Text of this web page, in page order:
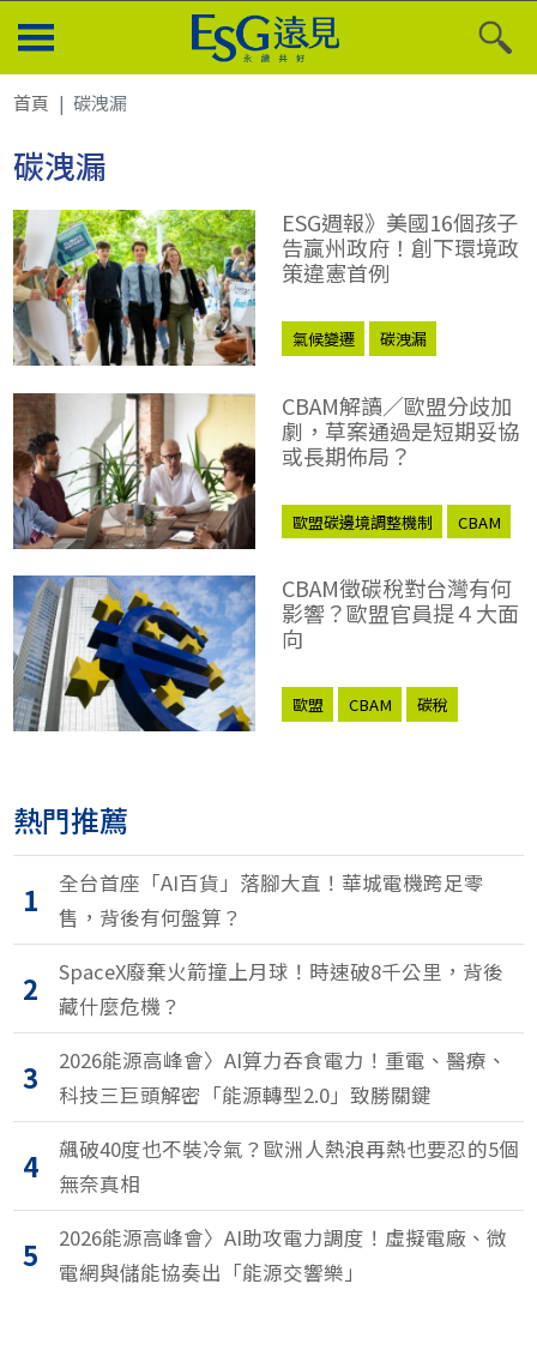
首頁 碳洩漏
碳洩漏
ESG週報》美國16個孩子
告贏州政府！創下環境政
策違憲首例
氣候變遷
碳洩漏
CBAM解讀／歐盟分歧加
劇，草案通過是短期妥協
或長期佈局？
歐盟碳邊境調整機制
CBAM
CBAM徵碳稅對台灣有何
影響？歐盟官員提４大面
向
歐盟 CBAM
碳稅
熱門推薦
1
全台首座「AI百貨」落腳大直！華城電機跨足零
售，背後有何盤算？
2
SpaceX廢棄火箭撞上月球！時速破8千公里，背後
藏什麼危機？
3
2026能源高峰會〉AI算力吞食電力！重電、醫療、
科技三巨頭解密「能源轉型2.0」致勝關鍵
4
飆破40度也不裝冷氣？歐洲人熱浪再熱也要忍的5個
無奈真相
5
2026能源高峰會〉AI助攻電力調度！虛擬電廠、微
電網與儲能協奏出「能源交響樂」